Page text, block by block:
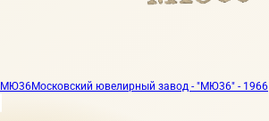
МЮ36Московский ювелирный завод - "МЮ36" - 1966